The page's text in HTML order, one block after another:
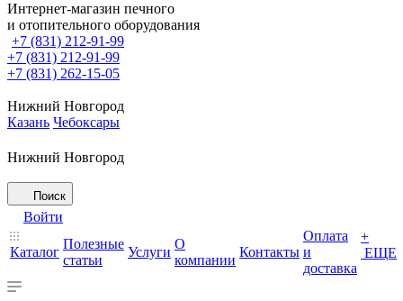
Интернет-магазин печного
и отопительного оборудования
+7 (831) 212-91-99
+7 (831) 212-91-99
+7 (831) 262-15-05
Нижний Новгород
Казань Чебоксары
Нижний Новгород
Поиск
Войти
Каталог
Полезные
статьи
Услуги
О
компании
Контакты
Оплата
и
доставка
+
ЕЩЕ